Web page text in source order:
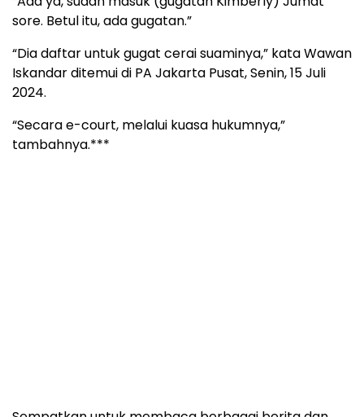
sore. Betul itu, ada gugatan.”
“Dia daftar untuk gugat cerai suaminya,” kata Wawan
Iskandar ditemui di PA Jakarta Pusat, Senin, 15 Juli
2024.
“Secara e-court, melalui kuasa hukumnya,”
tambahnya.***